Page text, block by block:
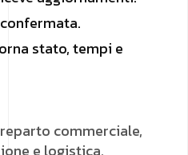
stato, tempi e
commerciale,
e logistica.